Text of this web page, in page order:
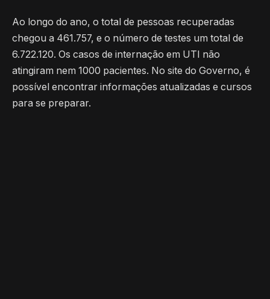
Ao longo do ano, o total de pessoas recuperadas
chegou a 461.757, e o número de testes um total de
6.722.120. Os casos de internação em UTI não
atingiram nem 1000 pacientes. No site do Governo, é
possível encontrar informações atualizadas e cursos
para se preparar.